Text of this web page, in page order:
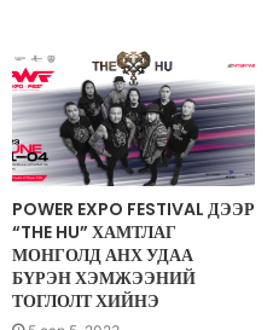
POWER EXPO FESTIVAL ДЭЭР
“THE HU” ХАМТЛАГ
МОНГОЛД АНХ УДАА
БҮРЭН ХЭМЖЭЭНИЙ
ТОГЛОЛТ ХИЙНЭ